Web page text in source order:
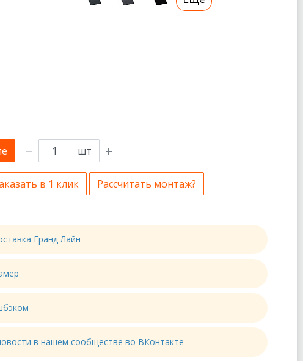
шт
в 1 клик Рассчитать монтаж?
Гранд Лайн
в нашем сообществе во ВКонтакте